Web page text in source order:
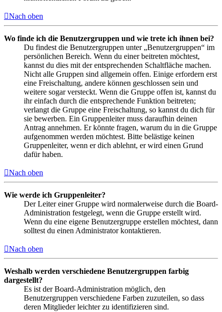
Nach oben
Wo finde ich die Benutzergruppen und wie trete ich ihnen bei?
Du findest die Benutzergruppen unter „Benutzergruppen“ im
persönlichen Bereich. Wenn du einer beitreten möchtest,
kannst du dies mit der entsprechenden Schaltfläche machen.
Nicht alle Gruppen sind allgemein offen. Einige erfordern erst
eine Freischaltung, andere können geschlossen sein und
weitere sogar versteckt. Wenn die Gruppe offen ist, kannst du
ihr einfach durch die entsprechende Funktion beitreten;
verlangt die Gruppe eine Freischaltung, so kannst du dich für
sie bewerben. Ein Gruppenleiter muss daraufhin deinen
Antrag annehmen. Er könnte fragen, warum du in die Gruppe
aufgenommen werden möchtest. Bitte belästige keinen
Gruppenleiter, wenn er dich ablehnt, er wird einen Grund
dafür haben.
Nach oben
Wie werde ich Gruppenleiter?
Der Leiter einer Gruppe wird normalerweise durch die Board-
Administration festgelegt, wenn die Gruppe erstellt wird.
Wenn du eine eigene Benutzergruppe erstellen möchtest, dann
solltest du einen Administrator kontaktieren.
Nach oben
Weshalb werden verschiedene Benutzergruppen farbig
dargestellt?
Es ist der Board-Administration möglich, den
Benutzergruppen verschiedene Farben zuzuteilen, so dass
deren Mitglieder leichter zu identifizieren sind.